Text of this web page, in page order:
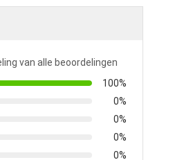
van alle beoordelingen
100%
0%
0%
0%
0%